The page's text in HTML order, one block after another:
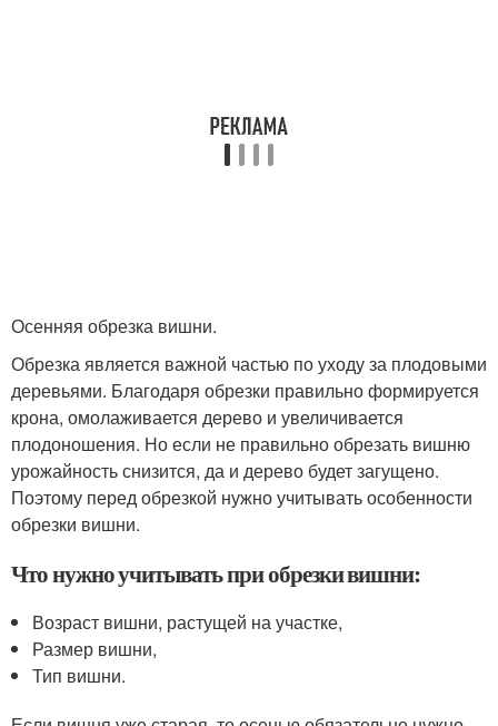
Осенняя обрезка вишни.
Обрезка является важной частью по уходу за плодовыми
деревьями. Благодаря обрезки правильно формируется
крона, омолаживается дерево и увеличивается
плодоношения. Но если не правильно обрезать вишню
урожайность снизится, да и дерево будет загущено.
Поэтому перед обрезкой нужно учитывать особенности
обрезки вишни.
Что нужно учитывать при обрезки вишни:
Возраст вишни, растущей на участке,
Размер вишни,
Тип вишни.